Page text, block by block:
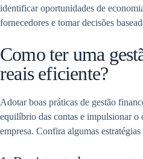
identificar oportunidades de
fornecedores e tomar decisões
Como ter uma
reais eficiente?
Adotar boas práticas de gestão
equilíbrio das contas e impulsionar o
empresa. Confira algumas